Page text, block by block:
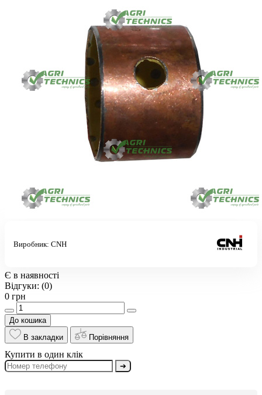
Виробник: CNH
Є в наявності
Відгуки: (0)
0 грн
До кошика
В закладки
Порівняння
Купити в один клік
➔